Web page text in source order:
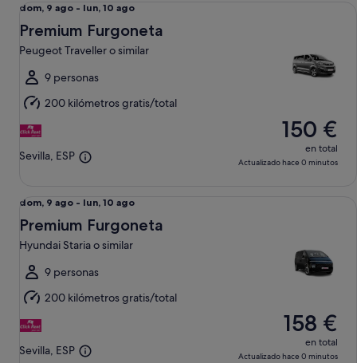
Del
dom,
9
ago
al
lun,
10
ago
dom, 9 ago - lun, 10 ago
Premium Furgoneta
Peugeot Traveller o similar
9 personas
200 kilómetros gratis/total
Sevilla, ESP
150 €
en total
Actualizado hace 0 minutos
Del
dom,
9
ago
al
lun,
10
ago
dom, 9 ago - lun, 10 ago
Premium Furgoneta
Hyundai Staria o similar
9 personas
200 kilómetros gratis/total
Sevilla, ESP
158 €
en total
Actualizado hace 0 minutos